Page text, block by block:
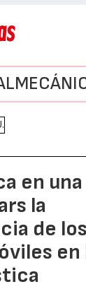
en
la
de los
en